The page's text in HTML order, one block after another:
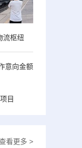
流枢纽
意向金额
目
看更多 >